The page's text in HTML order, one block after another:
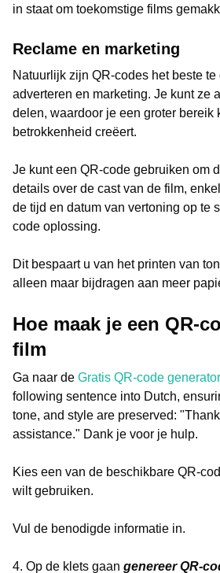
in staat om toekomstige films
Reclame en marketing
Natuurlijk zijn QR-codes het beste
adverteren en marketing. Je kunt ze
delen, waardoor je een groter bereik
betrokkenheid creëert.
Je kunt een QR-code gebruiken om
details over de cast van de film,
de tijd en datum van vertoning op te
code oplossing.
Dit bespaart u van het printen van
alleen maar bijdragen aan meer
Hoe maak je een QR-
film
Ga naar de Gratis QR-code generator
following sentence into Dutch,
tone, and style are preserved:
assistance." Dank je voor je hulp.
Kies een van de beschikbare QR-
wilt gebruiken.
Vul de benodigde informatie in.
4. Op de klets gaan genereer QR-